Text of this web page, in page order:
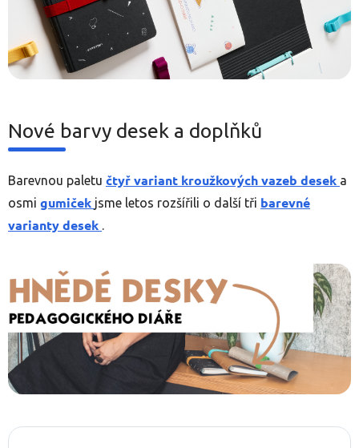
Nové barvy desek a doplňků
Barevnou paletu čtyř variant kroužkových vazeb desek a
osmi gumiček jsme letos rozšířili o další tři barevné
varianty desek .